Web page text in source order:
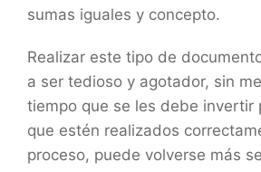
sumas iguales y concepto.
Realizar este tipo de
a ser tedioso y agotador, sin
tiempo que se les debe invertir
que estén realizados
proceso, puede volverse más